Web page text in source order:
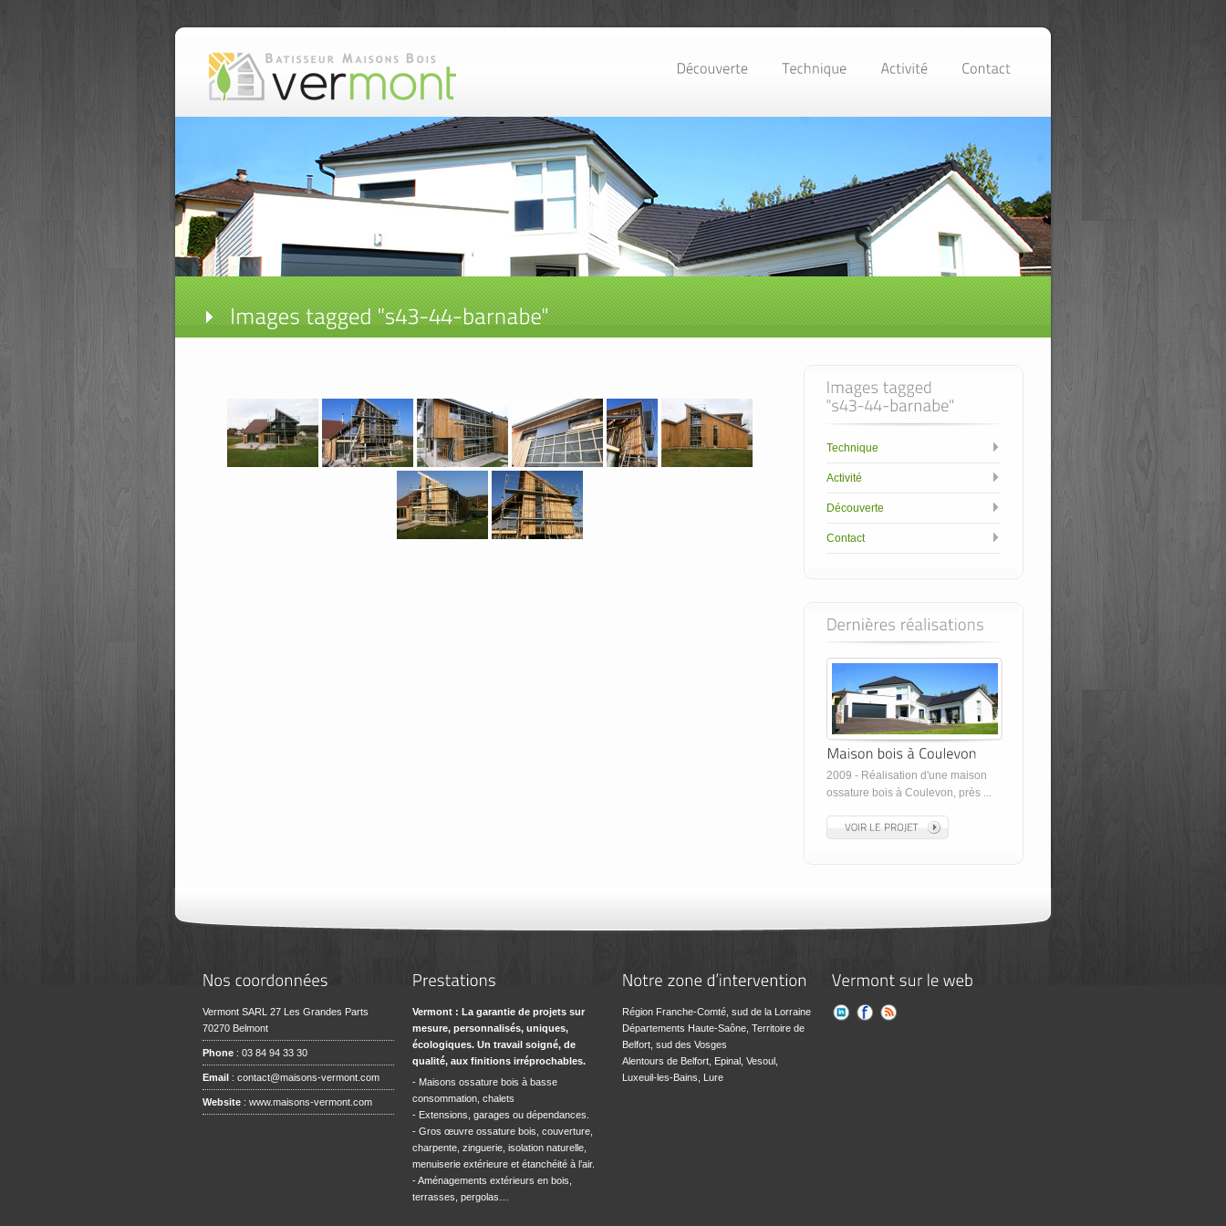
Technique
Activité
Découverte
Contact
2009 - Réalisation d'une maison
ossature bois à Coulevon, près ...
Vermont SARL 27 Les Grandes Parts
70270 Belmont
Phone : 03 84 94 33 30
Email : contact@maisons-vermont.com
Website : www.maisons-vermont.com
Vermont : La garantie de projets sur
mesure, personnalisés, uniques,
écologiques. Un travail soigné, de
qualité, aux finitions irréprochables.
- Maisons ossature bois à basse
consommation, chalets
- Extensions, garages ou dépendances.
- Gros œuvre ossature bois, couverture,
charpente, zinguerie, isolation naturelle,
menuiserie extérieure et étanchéité à l’air.
- Aménagements extérieurs en bois,
terrasses, pergolas…
Région Franche-Comté, sud de la Lorraine
Départements Haute-Saône, Territoire de
Belfort, sud des Vosges
Alentours de Belfort, Epinal, Vesoul,
Luxeuil-les-Bains, Lure